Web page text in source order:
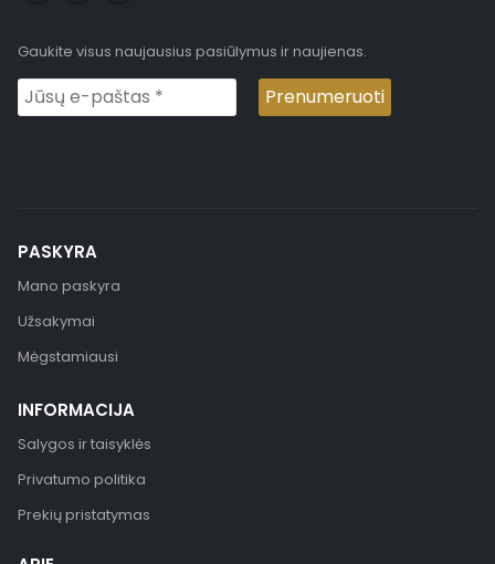
Gaukite visus naujausius pasiūlymus ir naujienas.
PASKYRA
Mano paskyra
Užsakymai
Mėgstamiausi
INFORMACIJA
Salygos ir taisyklės
Privatumo politika
Prekių pristatymas